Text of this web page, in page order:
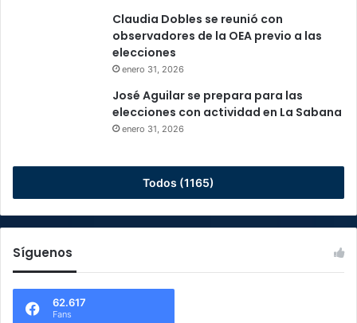
Claudia Dobles se reunió con
observadores de la OEA previo a las
elecciones
enero 31, 2026
José Aguilar se prepara para las
elecciones con actividad en La Sabana
enero 31, 2026
Todos (1165)
Síguenos
62.617
Fans